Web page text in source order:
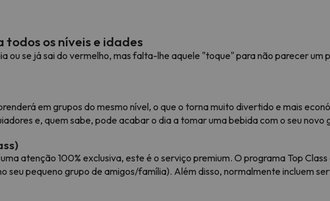
os níveis e idades
ou se já sai do vermelho, mas falta-lhe aquele "toque" para não parecer
em grupos do mesmo nível, o que o torna muito divertido e mais
e, quem sabe, pode acabar o dia a tomar uma bebida com o seu novo
atenção 100% exclusiva, este é o serviço premium. O programa Top
seu pequeno grupo de amigos/família). Além disso, normalmente incluem